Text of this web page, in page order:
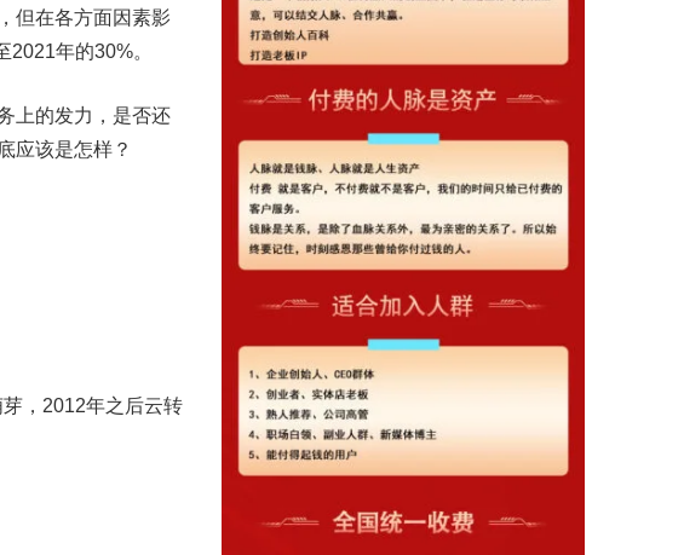
但在各方面因素影
年的30%。
上的发力，是否还
应该是怎样？
，2012年之后云转